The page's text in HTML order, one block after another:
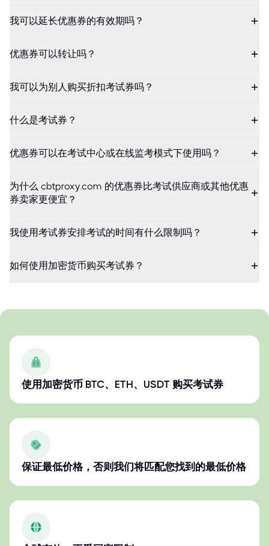
我可以延长优惠券的有效期吗？
优惠券可以转让吗？
我可以为别人购买折扣考试券吗？
什么是考试券？
优惠券可以在考试中心或在线监考模式下使用吗？
为什么 cbtproxy.com 的优惠券比考试供应商或其他优惠
券卖家更便宜？
我使用考试券安排考试的时间有什么限制吗？
如何使用加密货币购买考试券？
使用加密货币 BTC、ETH、USDT 购买考试券
保证最低价格，否则我们将匹配您找到的最低价格